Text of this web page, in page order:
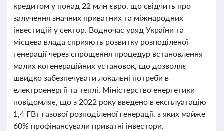
кредитом у понад 22 млн євро, що свідчить про
залучення значних приватних та міжнародних
інвестицій у сектор. Водночас уряд України та
місцева влада сприяють розвитку розподіленої
генерації через спрощення процедур встановлення
малих когенераційних установок, що дозволяє
швидко забезпечувати локальні потреби в
електроенергії та теплі. Міністерство енергетики
повідомляє, що з 2022 року введено в експлуатацію
1,4 ГВт газової розподіленої генерації, з яких майже
60% профінансували приватні інвестори.